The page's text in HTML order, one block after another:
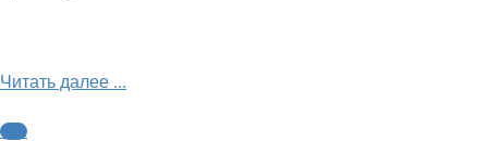
Читать далее ...
ФНЛ